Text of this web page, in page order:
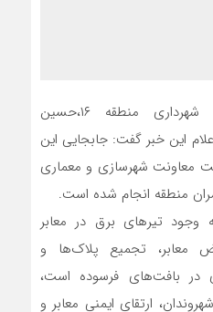
به گزارش روابط عمومی شهرداری منطقه ۱۶،حسین
این خبر گفت: جابجایی این
معاونت شهرسازی و معماری
منطقه انجام شده است.
وجود تیرهای برق در معابر
معابر، تجمیع پلاک‌ها و
در بافت‌های فرسوده است،
ارتقای ایمنی معابر و